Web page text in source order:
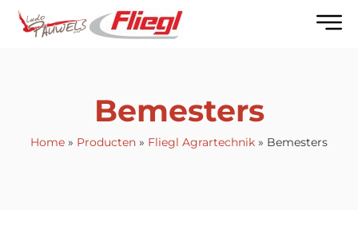
Bemesters
Home » Producten » Fliegl Agrartechnik » Bemesters